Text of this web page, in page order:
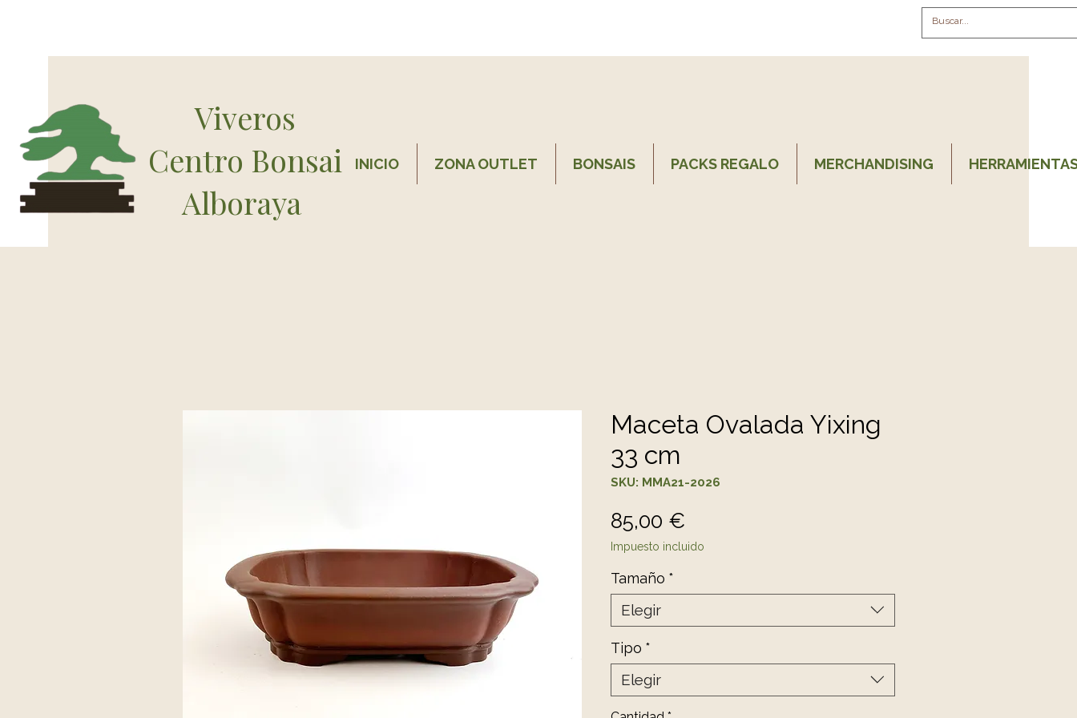
Viveros
Centro Bonsai
Alboraya
INICIO ZONA OUTLET BONSAIS PACKS REGALO MERCHANDISING
Maceta Ovalada Yixing
33 cm
SKU: MMA21-2026
85,00 €
Impuesto incluido
Tamaño *
Elegir
Tipo *
Elegir